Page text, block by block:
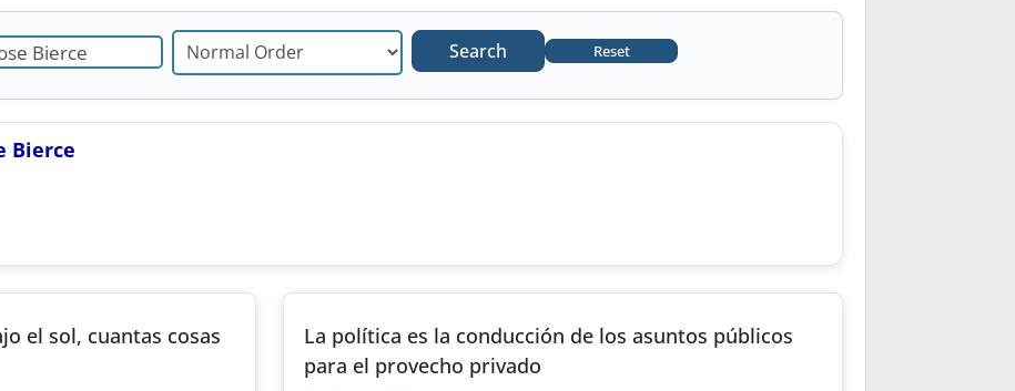
Reset
Bierce
el sol, cuantas cosas
La política es la conducción de los asuntos públicos
para el provecho privado